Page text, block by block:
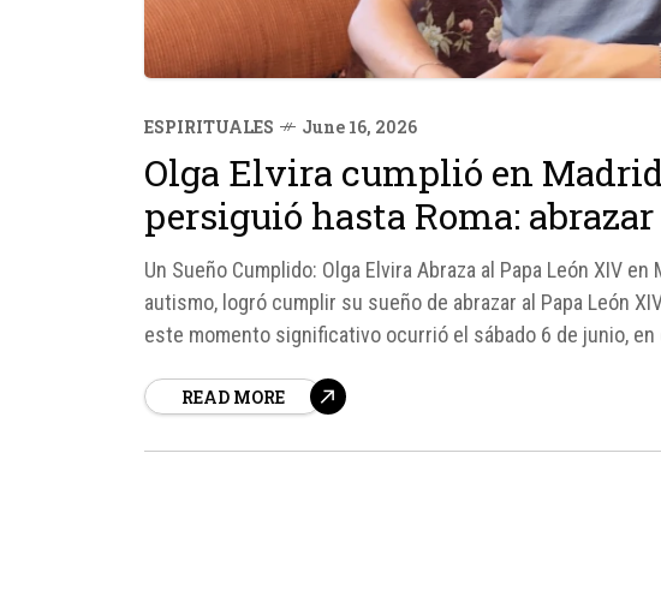
ESPIRITUALES June 16, 2026
Olga Elvira cumplió en
persiguió hasta Roma:
Un Sueño Cumplido: Olga Elvira Abraza al Papa León XIV
autismo, logró cumplir su sueño de abrazar al Papa León
este momento significativo ocurrió el sábado 6 de junio, en
READ MORE